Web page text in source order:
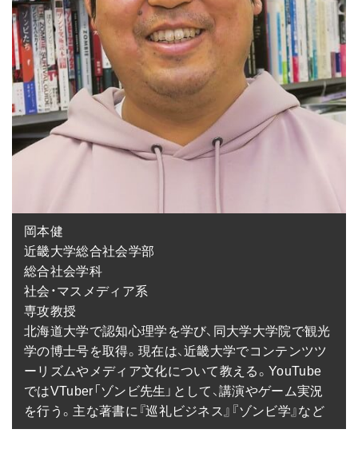
岡本健
近畿大学総合社会学部
総合社会学科
社会・マスメディア系
専攻教授
北海道大学で認知心理学を学び、同大学大学院で観光
学の博士号を取得。現在は、近畿大学でコンテンツツ
ーリズムやメディア文化について教える。YouTube
ではVTuber「ゾンビ先生」として、講演やゲーム実況
を行う。主な著書に『巡礼ビジネス』『ゾンビ学』など